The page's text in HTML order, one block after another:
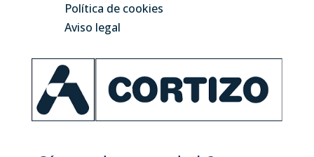
Política de cookies
Aviso legal